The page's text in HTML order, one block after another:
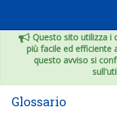
Questo sito utilizza i
più facile ed efficiente
questo avviso si
Glossario